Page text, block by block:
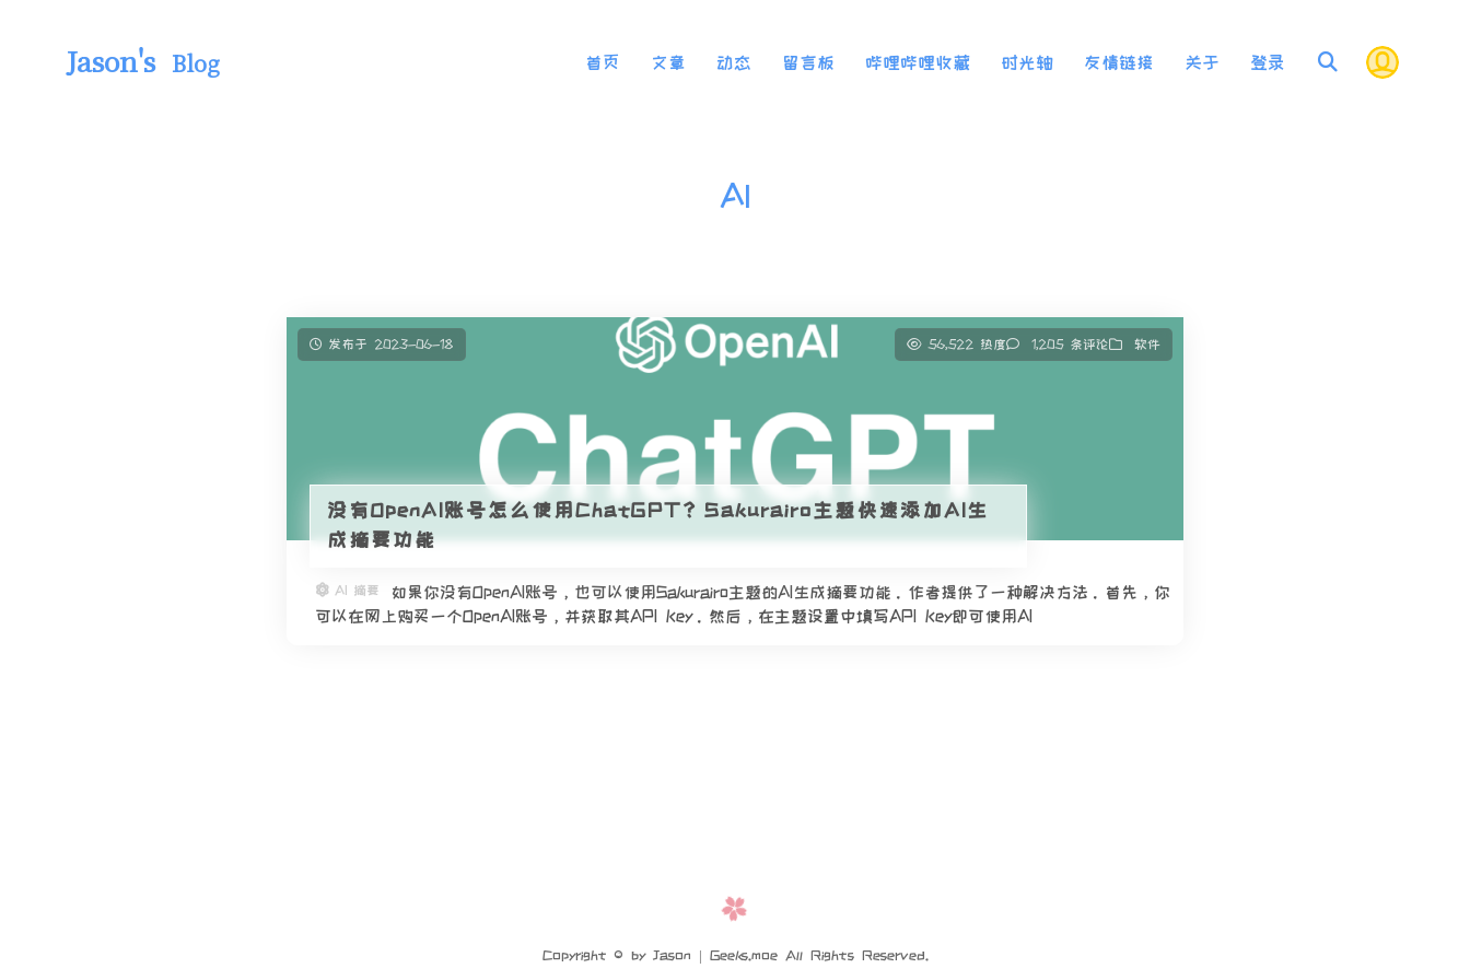
Jason's Blog 首页 文章 动态 留言板 哔哩哔哩收藏 时光轴 友情链接 关于 登录
AI
发布于 2023-06-18 56,522 热度 1,205 条评论 软件
没有OpenAI账号怎么使用ChatGPT？Sakurairo主题快速添加AI生
成摘要功能
AI 摘要
如果你没有OpenAI账号，也可以使用Sakurairo主题的AI生成摘要功能。作者提供了一种解决方法。首先，你
可以在网上购买一个OpenAI账号，并获取其API Key。然后，在主题设置中填写API Key即可使用AI
Copyright © by Jason | Geeks.moe All Rights Reserved.